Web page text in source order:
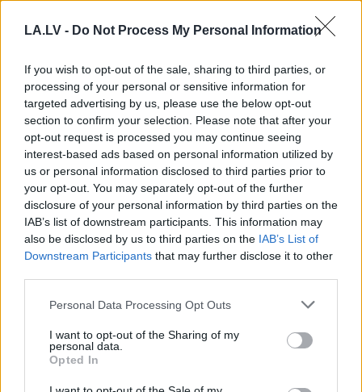
LA.LV - Do Not Process My Personal Information
If you wish to opt-out of the sale, sharing to third parties, or
processing of your personal or sensitive information for
targeted advertising by us, please use the below opt-out
section to confirm your selection. Please note that after your
opt-out request is processed you may continue seeing
interest-based ads based on personal information utilized by
us or personal information disclosed to third parties prior to
your opt-out. You may separately opt-out of the further
disclosure of your personal information by third parties on the
IAB’s list of downstream participants. This information may
also be disclosed by us to third parties on the IAB’s List of
Downstream Participants that may further disclose it to other
Please note that this website/app uses one or more Google
not limited to your visit or usage behaviour. You may click to
grant or deny consent to Google and its third-party tags to
use your data for below specified purposes in below Google
consent section.
Personal Data Processing Opt Outs
I want to opt-out of the Sharing of my
personal data.
Opted In
Ciktālu deputāts var
aizbraukt par valsts naudu?
Sabiedrība sāk rēķināt un
atklājas vareni cipari